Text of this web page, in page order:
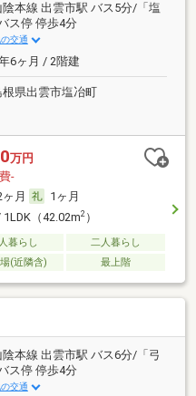
陰本線 出雲市駅 バス5分/「塩
ス停 停歩4分
交通
6ヶ月 / 2階建
根県出雲市塩冶町
万円
-
ヶ月
1ヶ月
1LDK（42.02m2）
暮らし
二人暮らし
(近隣含) 最上階
陰本線 出雲市駅 バス6分/「弓
ス停 停歩4分
交通